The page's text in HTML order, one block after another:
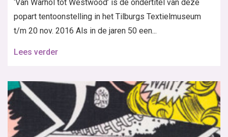
‘Van Warhol tot Westwood’ is de ondertitel van deze
popart tentoonstelling in het Tilburgs Textielmuseum
t/m 20 nov. 2016 Als in de jaren 50 een...
Lees verder